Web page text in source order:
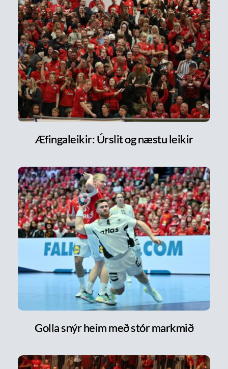
Æfingaleikir: Úrslit og næstu leikir
Golla snýr heim með stór markmið